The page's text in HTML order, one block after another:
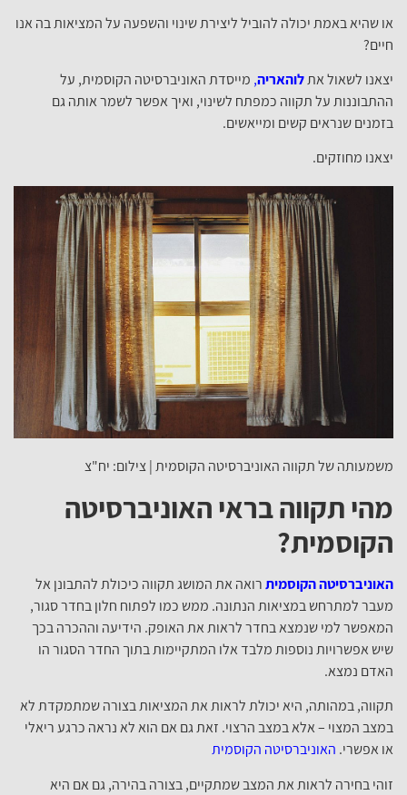
או שהיא באמת יכולה להוביל ליצירת שינוי והשפעה על המציאות בה אנו
חיים?
יצאנו לשאול אתלוהאריה, מייסדת האוניברסיטה הקוסמית, על
ההתבוננות על תקווה כמפתח לשינוי, ואיך אפשר לשמר אותה גם
בזמנים שנראים קשים ומייאשים.
יצאנו מחוזקים.
משמעותה של תקווה האוניברסיטה הקוסמית | צילום: יח"צ
מהי תקווה בראי האוניברסיטה
הקוסמית?
האוניברסיטה הקוסמיתרואה את המושג תקווה כיכולת להתבונן אל
מעבר למתרחש במציאות הנתונה. ממש כמו לפתוח חלון בחדר סגור,
המאפשר למי שנמצא בחדר לראות את האופק. הידיעה וההכרה בכך
שיש אפשרויות נוספות מלבד אלו המתקיימות בתוך החדר הסגור הו
האדם נמצא.
תקווה, במהותה, היא יכולת לראות את המציאות בצורה שמתמקדת לא
במצב המצוי – אלא במצב הרצוי. זאת גם אם הוא לא נראה כרגע ריאלי
או אפשרי. האוניברסיטה הקוסמית
זוהי בחירה לראות את המצב שמתקיים, בצורה בהירה, גם אם היא